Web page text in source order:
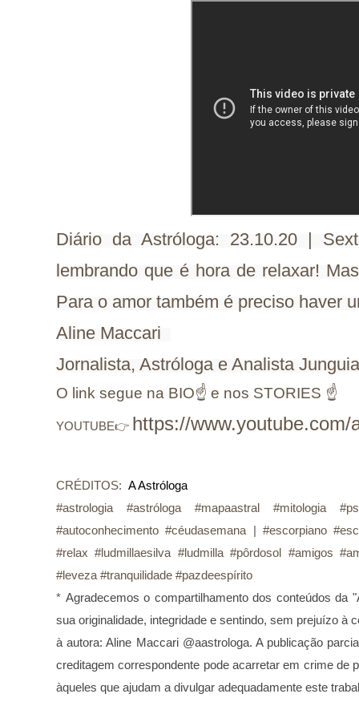
Diário da Astróloga: 23.10.20 |
lembrando que é hora de relaxar!
Para o amor também é preciso haver
Aline Maccari
Jornalista, Astróloga e Analista
O link segue na BIO☝ e nos STORIES ☝
YOUTUBE👉 https://www.youtube.com/
CRÉDITOS: A Astróloga
#astrologia #astróloga #mapaastral #mitologia
#autoconhecimento #céudasemana | #escorpiano
#relax #ludmillaesilva #ludmilla #pôrdosol #amigos
#leveza #tranquilidade #pazdeespírito
* Agradecemos o compartilhamento dos conteúdos da
sua originalidade, integridade e sentindo, sem prejuízo à
à autora: Aline Maccari @aastrologa. A publicação
creditagem correspondente pode acarretar em crime de
àqueles que ajudam a divulgar adequadamente este